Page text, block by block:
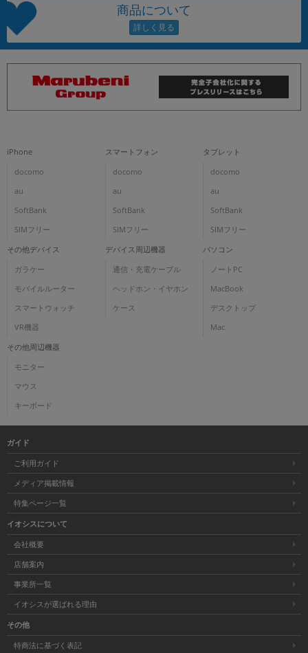
商品について
iPhone
docomo
au
SoftBank
SIMフリー
スマートフォン
docomo
au
SoftBank
SIMフリー
タブレット
docomo
au
SoftBank
SIMフリー
その他デバイス
ガラケー
モバイルルーター
スマートウォッチ
VR機器
デバイス周辺機器
通信・充電ケーブル
ヘッドホン・イヤホン
ケース
パソコン
ノートPC
MacBook
デスクトップ
Mac
その他周辺機器
モニター
マウス
キーボード
ガイド
ご利用ガイド
メディア掲載情報
特集ページ一覧
イオシスについて
会社概要
店舗案内
事業所一覧
イオシスが選ばれる理由
その他
特商法に基づく表記